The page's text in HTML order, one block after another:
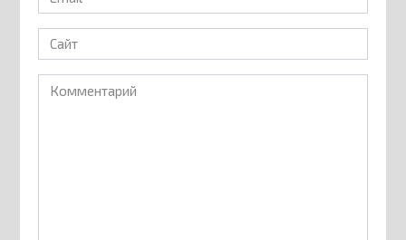
*
Сайт
Комментарий